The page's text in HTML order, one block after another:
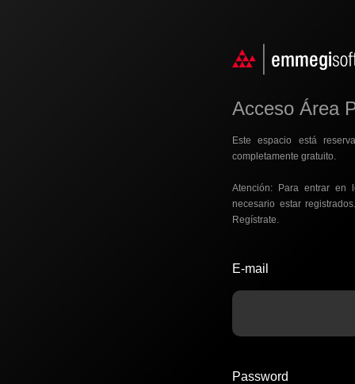
Acceso Área
Este espacio está
completamente gratuito.
Atención: Para entrar en
necesario estar
Regístrate.
E-mail
Password